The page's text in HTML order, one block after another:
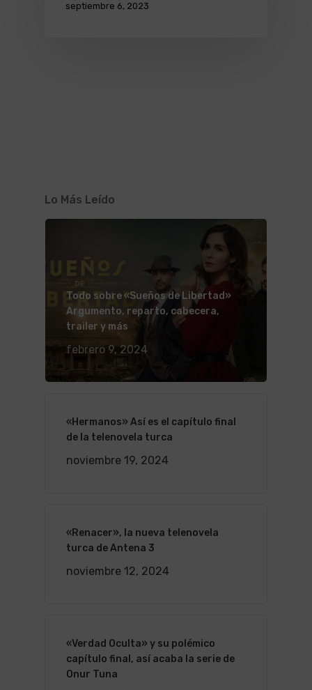
septiembre 6, 2023
Lo Más Leído
Todo sobre «Sueños de Libertad»
Argumento, reparto, cabecera,
trailer y más
febrero 9, 2024
«Hermanos» Así es el capítulo final
de la telenovela turca
noviembre 19, 2024
«Renacer», la nueva telenovela
turca de Antena 3
noviembre 12, 2024
«Verdad Oculta» y su polémico
capítulo final, así acaba la serie de
Onur Tuna